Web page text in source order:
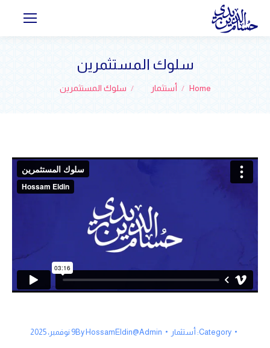
سلوك المستثمرين
You are here:
Home أستثمار سلوك المستثمرين
Category: أستثمار ByHossamEldin@Admin 9 نوفمبر، 2025